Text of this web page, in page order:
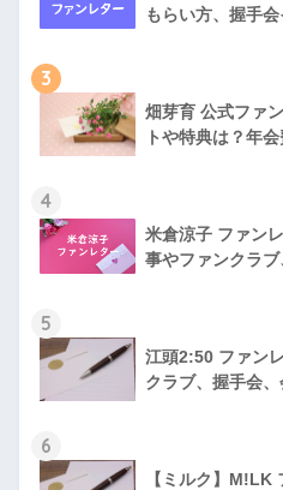
もらい方、握手
3
畑芽育 公式ファ
トや特典は？年
4
米倉涼子 ファン
事やファンクラ
5
江頭2:50 ファン
クラブ、握手会
6
【ミルク】M!LK